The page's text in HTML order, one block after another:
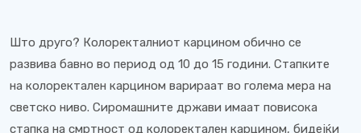
Што друго? Колоректалниот карцином обично се
развива бавно во период од 10 до 15 години. Стапките
на колоректален карцином варираат во голема мера на
светско ниво. Сиромашните држави имаат повисока
стапка на смртност од колоректален карцином, бидејќи